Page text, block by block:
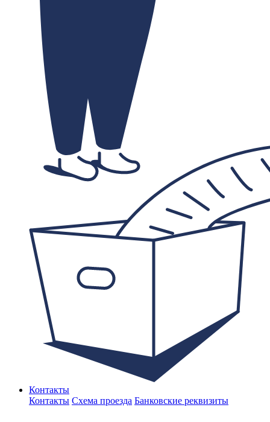
Контакты
Контакты Схема проезда Банковские реквизиты